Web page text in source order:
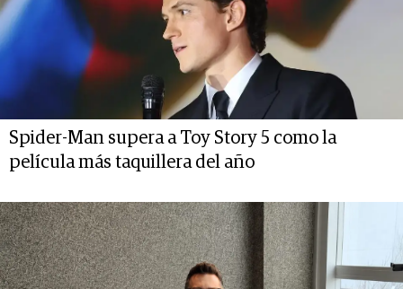
Spider-Man supera a Toy Story 5 como la
película más taquillera del año